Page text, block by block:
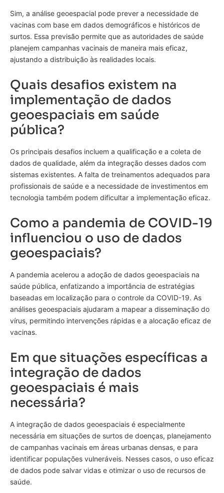
Sim, a análise geoespacial pode prever a necessidade de
vacinas com base em dados demográficos e históricos de
surtos. Essa previsão permite que as autoridades de saúde
planejem campanhas vacinais de maneira mais eficaz,
ajustando a distribuição às realidades locais.
Quais desafios existem na
implementação de dados
geoespaciais em saúde
pública?
Os principais desafios incluem a qualificação e a coleta de
dados de qualidade, além da integração desses dados com
sistemas existentes. A falta de treinamentos adequados para
profissionais de saúde e a necessidade de investimentos em
tecnologia também podem dificultar a implementação eficaz.
Como a pandemia de COVID-19
influenciou o uso de dados
geoespaciais?
A pandemia acelerou a adoção de dados geoespaciais na
saúde pública, enfatizando a importância de estratégias
baseadas em localização para o controle da COVID-19. As
análises geoespaciais ajudaram a mapear a disseminação do
vírus, permitindo intervenções rápidas e a alocação eficaz de
vacinas.
Em que situações específicas a
integração de dados
geoespaciais é mais
necessária?
A integração de dados geoespaciais é especialmente
necessária em situações de surtos de doenças, planejamento
de campanhas vacinais em áreas urbanas densas, e para
identificar populações vulneráveis. Nesses casos, o uso eficaz
de dados pode salvar vidas e otimizar o uso de recursos de
saúde.